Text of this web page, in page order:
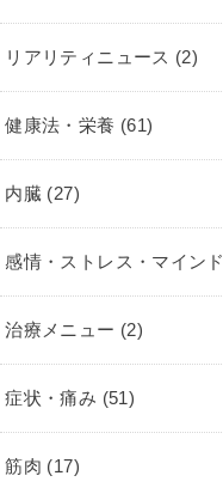
リアリティニュース (2)
健康法・栄養 (61)
内臓 (27)
感情・ストレス・マインド
治療メニュー (2)
症状・痛み (51)
筋肉 (17)